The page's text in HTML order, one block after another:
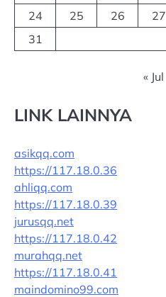
24
25 26 27
31
« Jul
LINK LAINNYA
asikqq.com
https://117.18.0.36
ahliqq.com
https://117.18.0.39
jurusqq.net
https://117.18.0.42
murahqq.net
https://117.18.0.41
maindomino99.com